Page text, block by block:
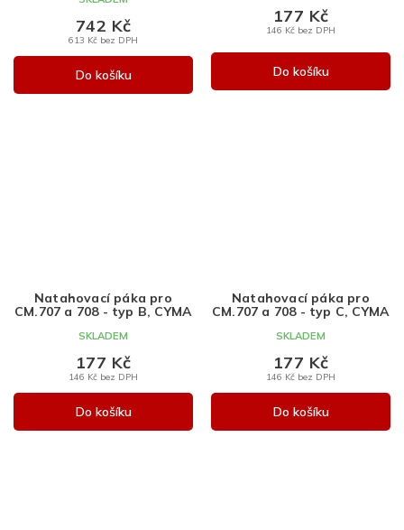
613 Kč bez DPH
742 Kč
Do košíku
146 Kč bez DPH
177 Kč
Do košíku
Natahovací páka pro
CM.707 a 708 - typ B, CYMA
SKLADEM
146 Kč bez DPH
177 Kč
Do košíku
Natahovací páka pro
CM.707 a 708 - typ C, CYMA
SKLADEM
146 Kč bez DPH
177 Kč
Do košíku